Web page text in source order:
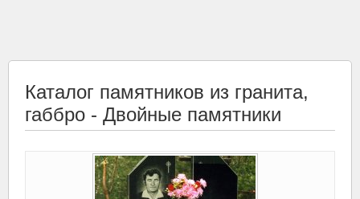
Каталог памятников из гранита,
габбро - Двойные памятники